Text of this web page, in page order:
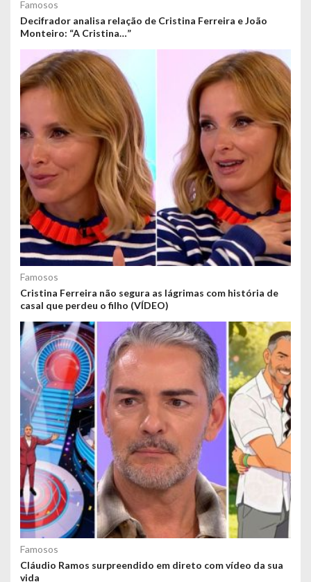
Famosos
Decifrador analisa relação de Cristina Ferreira e João
Monteiro: “A Cristina…”
Famosos
Cristina Ferreira não segura as lágrimas com história de
casal que perdeu o filho (VÍDEO)
Famosos
Cláudio Ramos surpreendido em direto com vídeo da sua
vida